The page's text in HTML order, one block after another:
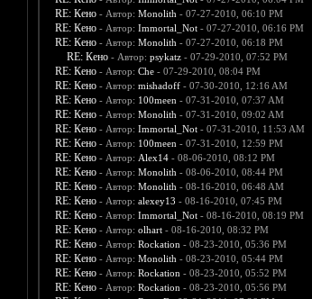
RE: Кено - Автор: Monolith - 07-27-2010, 06:10 PM
RE: Кено - Автор: Immortal_Not- 07-27-2010, 06:16 PM
RE: Кено - Автор: Monolith - 07-27-2010, 06:18 PM
RE: Кено - Автор: psykatz- 07-29-2010, 07:52 PM
RE: Кено - Автор: Che- 07-29-2010, 08:04 PM
RE: Кено - Автор: mishadoff- 07-30-2010, 12:16 AM
RE: Кено - Автор: 100meen - 07-31-2010, 07:37 AM
RE: Кено - Автор: Monolith - 07-31-2010, 09:02 AM
RE: Кено - Автор: Immortal_Not- 07-31-2010, 11:53 AM
RE: Кено - Автор: 100meen - 07-31-2010, 12:59 PM
RE: Кено - Автор: Alex14- 08-06-2010, 08:12 PM
RE: Кено - Автор: Monolith - 08-06-2010, 08:44 PM
RE: Кено - Автор: Monolith - 08-16-2010, 06:48 AM
RE: Кено - Автор: alexey13 - 08-16-2010, 07:45 PM
RE: Кено - Автор: Immortal_Not- 08-16-2010, 08:19 PM
RE: Кено - Автор: olhart- 08-16-2010, 08:32 PM
RE: Кено - Автор: Rockation - 08-23-2010, 05:36 PM
RE: Кено - Автор: Monolith - 08-23-2010, 05:44 PM
RE: Кено - Автор: Rockation - 08-23-2010, 05:52 PM
RE: Кено - Автор: Rockation - 08-23-2010, 05:56 PM